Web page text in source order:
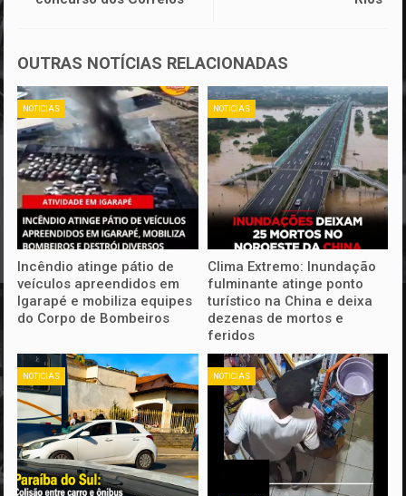
OUTRAS NOTÍCIAS RELACIONADAS
NOTICIAS
Incêndio atinge pátio de
veículos apreendidos em
Igarapé e mobiliza equipes
do Corpo de Bombeiros
NOTICIAS
Clima Extremo: Inundação
fulminante atinge ponto
turístico na China e deixa
dezenas de mortos e
feridos
NOTICIAS NOTICIAS